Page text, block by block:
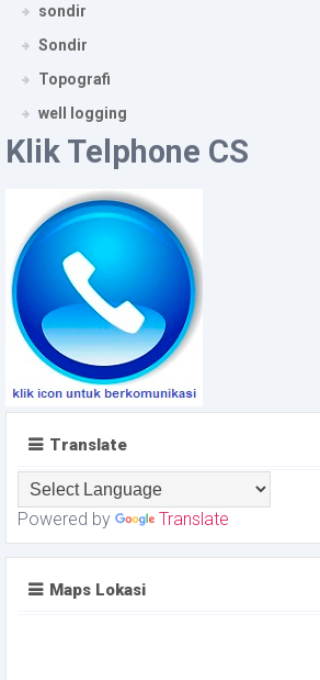
sondir
Sondir
Topografi
well logging
Klik Telphone CS
Translate
Powered by Translate
Maps Lokasi